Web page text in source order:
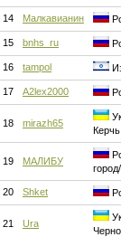
14 Малкавианин
15 bnhs_ru
16 tampol
17 A2lex2000
18 mirazh65
Керчь
19 МАЛИБУ
20 Shket
21 Ura